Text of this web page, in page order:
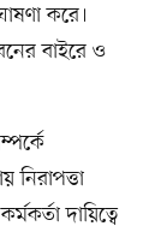
করে।
বাইরে ও
নিরাপত্তা
দায়িত্বে